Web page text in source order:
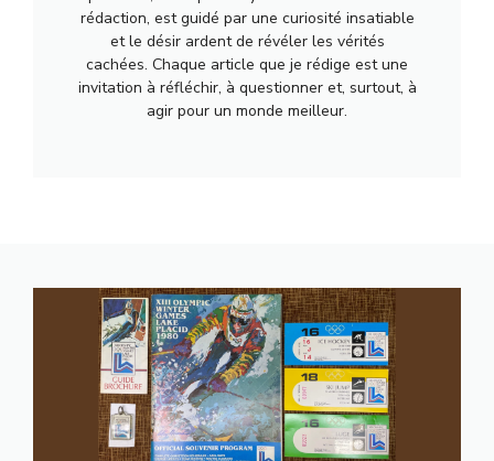
rédaction, est guidé par une curiosité insatiable
et le désir ardent de révéler les vérités
cachées. Chaque article que je rédige est une
invitation à réfléchir, à questionner et, surtout, à
agir pour un monde meilleur.